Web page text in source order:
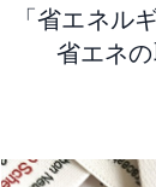
「省エネル
省エネ